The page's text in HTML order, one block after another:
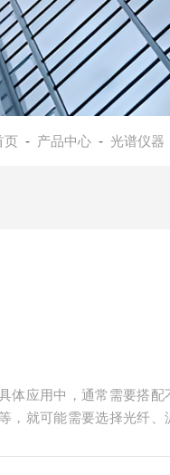
页 - 产品中心- 光谱仪器
体应用中，通常需要搭配
，就可能需要选择光纤、